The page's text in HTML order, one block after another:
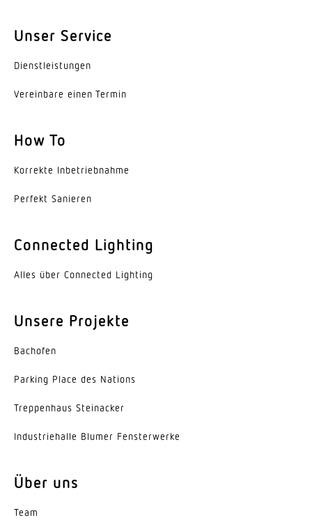
Schutzart
Schutzklasse
Umgebungstemperatur
Aluminium
Farbe
Aluminium
38°
Energieeffizienzklasse
C
Herstellergarantie
Variante
Unser Service
Dienst­leis­tungen
Vereinbare einen Termin
How To
Korrekte Inbe­trieb­nahme
Perfekt Sanieren
Connected Lighting
Alles über Connected Lighting
Unsere Projekte
Bachofen
Parking Place des Nations
Trep­penhaus Steinacker
Indus­trie­halle Blumer Fensterwerke
Über uns
Team